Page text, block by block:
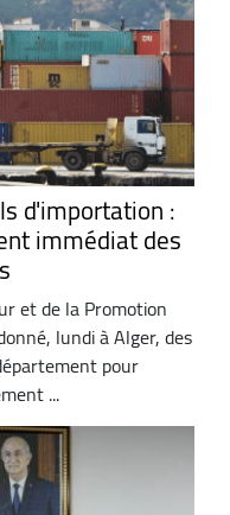
d'importation :
immédiat des
et de la Promotion
lundi à Alger, des
pour
...